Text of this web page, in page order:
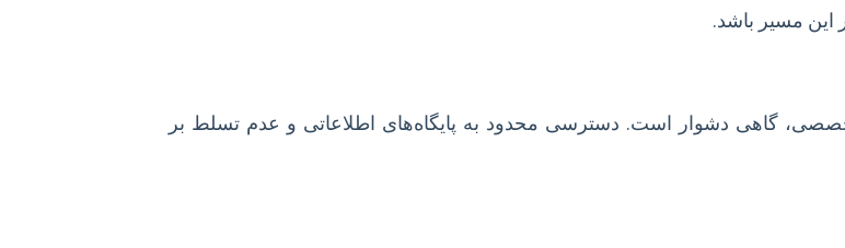
این مسیر باشد.
گاهی دشوار است. دسترسی محدود به پایگاه‌های اطلاعاتی و عدم تسلط بر